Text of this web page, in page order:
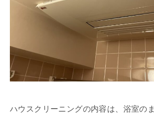
ハウスクリーニングの内容は、浴室の